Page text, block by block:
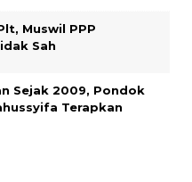
Muswil PPP
Sah
Sejak 2009, Pondok
Terapkan